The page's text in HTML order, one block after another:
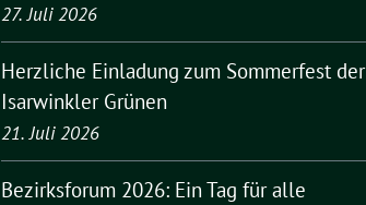
27. Juli 2026
Herzliche Einladung zum Sommerfest der
Isarwinkler Grünen
21. Juli 2026
Bezirksforum 2026: Ein Tag für alle